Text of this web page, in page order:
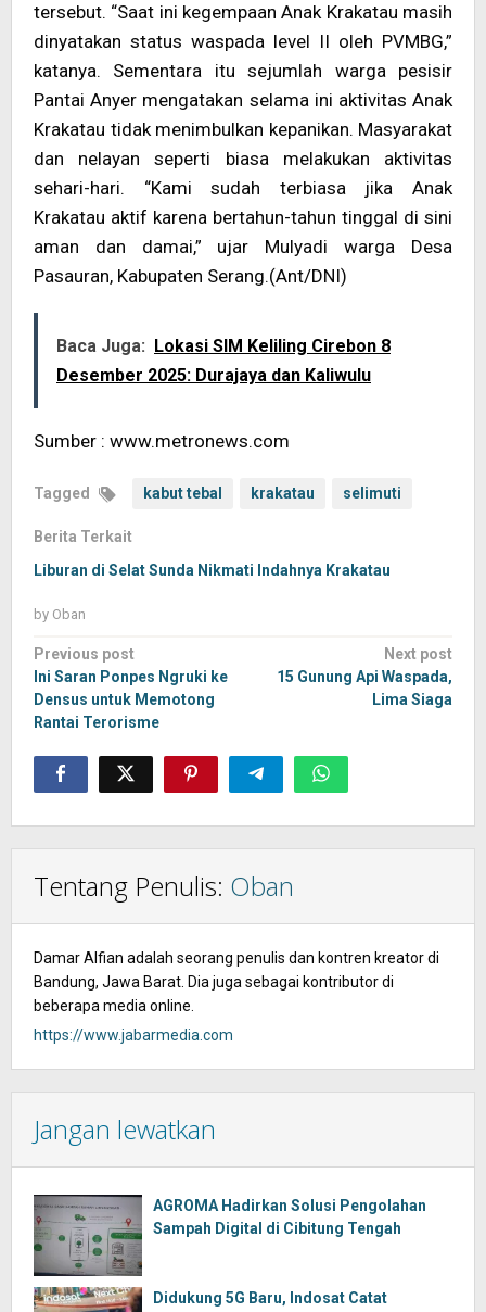
tersebut. “Saat ini kegempaan Anak Krakatau masih
dinyatakan status waspada level II oleh PVMBG,”
katanya. Sementara itu sejumlah warga pesisir
Pantai Anyer mengatakan selama ini aktivitas Anak
Krakatau tidak menimbulkan kepanikan. Masyarakat
dan nelayan seperti biasa melakukan aktivitas
sehari-hari. “Kami sudah terbiasa jika Anak
Krakatau aktif karena bertahun-tahun tinggal di sini
aman dan damai,” ujar Mulyadi warga Desa
Pasauran, Kabupaten Serang.(Ant/DNI)
Baca Juga: Lokasi SIM Keliling Cirebon 8
Desember 2025: Durajaya dan Kaliwulu
Sumber : www.metronews.com
Tagged kabut tebal krakatau selimuti
Berita Terkait
Liburan di Selat Sunda Nikmati Indahnya Krakatau
by Oban
Post
navigation
Previous post
Ini Saran Ponpes Ngruki ke
Densus untuk Memotong
Rantai Terorisme
Next post
15 Gunung Api Waspada,
Lima Siaga
Tentang Penulis: Oban
Damar Alfian adalah seorang penulis dan kontren kreator di
Bandung, Jawa Barat. Dia juga sebagai kontributor di
beberapa media online.
https://www.jabarmedia.com
Jangan lewatkan
AGROMA Hadirkan Solusi Pengolahan
Sampah Digital di Cibitung Tengah
Didukung 5G Baru, Indosat Catat